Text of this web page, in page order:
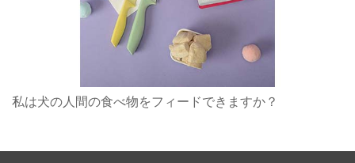
私は犬の人間の食べ物をフィードできますか？